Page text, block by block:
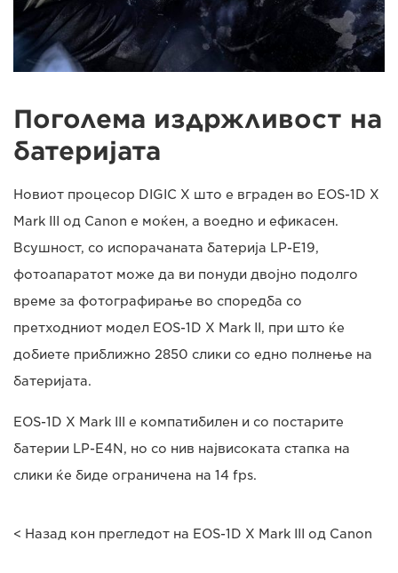
Поголема издржливост на
батеријата
Новиот процесор DIGIC X што е вграден во EOS-1D X
Mark III од Canon е моќен, а воедно и ефикасен.
Всушност, со испорачаната батерија LP-E19,
фотоапаратот може да ви понуди двојно подолго
време за фотографирање во споредба со
претходниот модел EOS-1D X Mark II, при што ќе
добиете приближно 2850 слики со едно полнење на
батеријата.
EOS-1D X Mark III е компатибилен и со постарите
батерии LP-E4N, но со нив највисоката стапка на
слики ќе биде ограничена на 14 fps.
< Назад кон прегледот на EOS-1D X Mark III од Canon